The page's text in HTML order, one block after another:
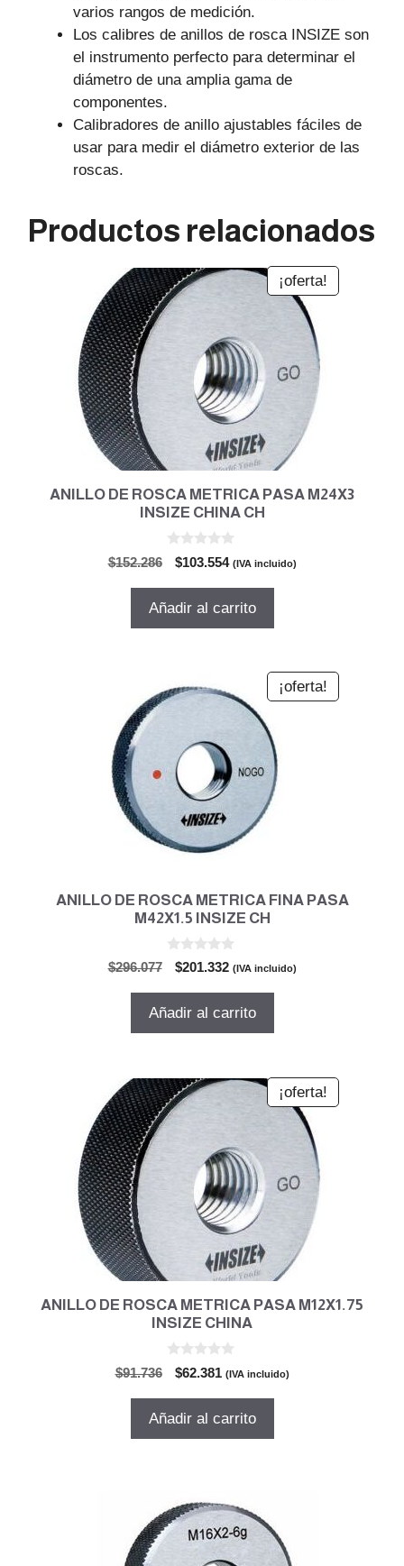
varios rangos de medición.
Los calibres de anillos de rosca INSIZE son
el instrumento perfecto para determinar el
diámetro de una amplia gama de
componentes.
Calibradores de anillo ajustables fáciles de
usar para medir el diámetro exterior de las
roscas.
Productos relacionados
¡oferta!
ANILLO DE ROSCA METRICA PASA M24X3
INSIZE CHINA CH
$152.286
El
original
$103.554El
actual
(IVA incluido)
Añadir al carrito
¡oferta!
ANILLO DE ROSCA METRICA FINA PASA
M42X1.5 INSIZE CH
$296.077
El
original
$201.332El
actual
(IVA incluido)
Añadir al carrito
¡oferta!
ANILLO DE ROSCA METRICA PASA M12X1.75
INSIZE CHINA
$91.736
El
original
$62.381 El
actual
(IVA incluido)
Añadir al carrito